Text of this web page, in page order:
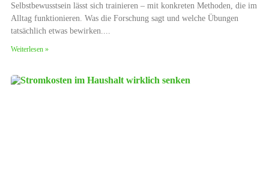
Selbstbewusstsein lässt sich trainieren – mit konkreten Methoden, die im
Alltag funktionieren. Was die Forschung sagt und welche Übungen
tatsächlich etwas bewirken.
Weiterlesen »